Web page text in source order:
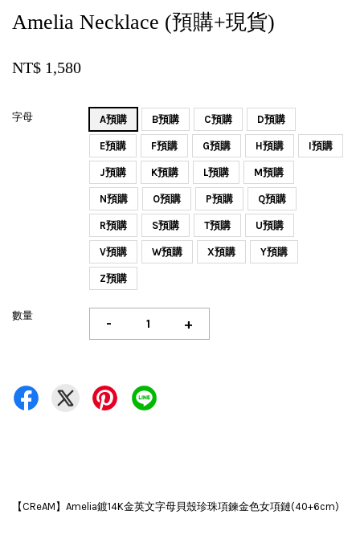
Amelia Necklace (預購+現貨)
NT$ 1,580
字母 A預購 B預購 C預購 D預購
E預購 F預購 G預購 H預購 I預購
J預購 K預購 L預購 M預購
N預購 O預購 P預購 Q預購
R預購 S預購 T預購 U預購
V預購 W預購 X預購 Y預購
Z預購
數量 - +
【CReAM】Amelia鍍14K金英文字母貝殼珍珠項鍊金色女項鏈(40+6cm)